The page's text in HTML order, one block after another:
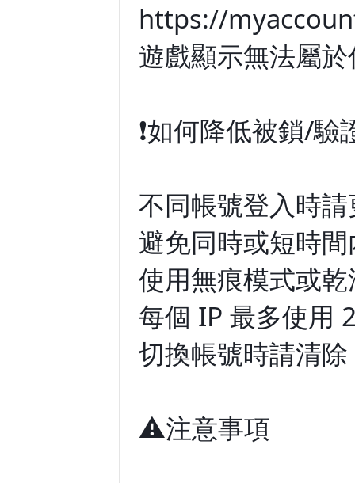
https://
遊戲顯示無法屬
❗️如何降低被鎖/驗
不同帳號登入時
避免同時或短時
使用無痕模式或
每個 IP 最多使用
切換帳號時請清
⚠️注意事項